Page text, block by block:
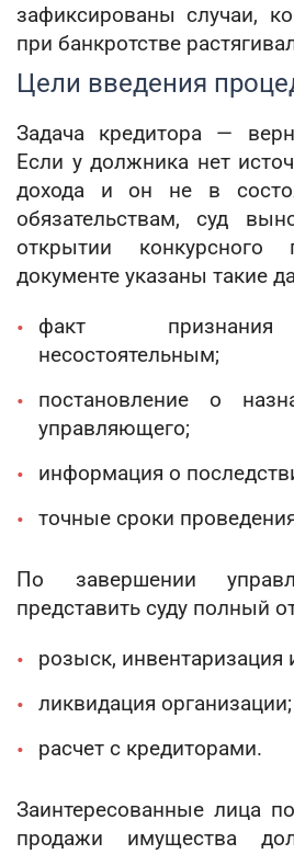
зафиксированы случаи,
при банкротстве
Цели введения
Задача кредитора —
Если у должника нет
дохода и он не в
обязательствам, суд
открытии конкурсного
документе указаны такие
факт признания
несостоятельным;
постановление о
управляющего;
информация о
точные сроки
По завершении
представить суду полный
розыск, инвентаризация
ликвидация организации;
расчет с кредиторами.
Заинтересованные лица
продажи имущества